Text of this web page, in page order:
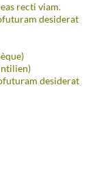
recti viam.
desiderat
desiderat